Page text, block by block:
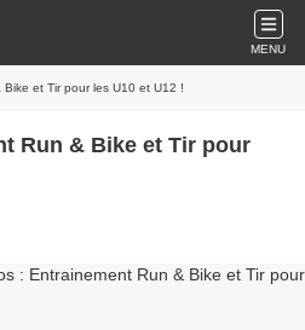
MENU
et Tir pour les U10 et U12 !
Run & Bike et Tir pour